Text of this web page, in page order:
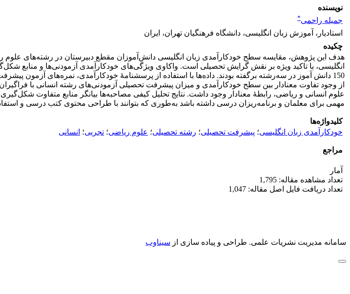
نویسنده
جمیله راحمی*
استادیار، آموزش زبان انگلیسی، دانشگاه فرهنگیان تهران، ایران
چکیده
هدف این پژوهش، مقایسه سطح خود‌‌کارآمدی زبان انگلیسی دانش‌آموزان مقطع دبیرستان در رشته‌های علوم
150 دانش آموز در سه‌رشته برگفته بودند. داده‌ها با استفاده از پرسشنامۀ خود‌‌کارآمدی، نمره‌های آزمون
از وجود تفاوت معنادار بین سطح خود‌‌کارآمدی و میزان پیشرفت تحصیلی آزمودنی‌های رشته انسانی با
علوم انسانی و ریاضی، رابطۀ معنادار وجود داشت. نتایج تحلیل کیفی مصاحبه‌‌ها بیانگر منابع متفاوت
مهمی برای معلمان و برنامه‌ریزان درسی داشته باشد‌‌ به‌طوری که بتوانند با طراحی محتوی کتب درسی و
کلیدواژه‌ها
خودکارآمدی زبان انگلیسی؛ پیشرفت تحصیلی؛ رشته تحصیلی؛ علوم ریاضی؛ تجربی؛ انسانی
مراجع
آمار
تعداد مشاهده مقاله: 1,795
تعداد دریافت فایل اصل مقاله: 1,047
سامانه مدیریت نشریات علمی. طراحی و پیاده سازی از سیناوب